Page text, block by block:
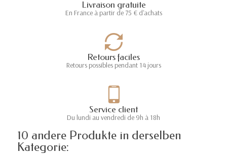
Livraison gratuite
En France à partir de 75 € d'achats
Retours faciles
Retours possibles pendant 14 jours
Service client
Du lundi au vendredi de 9h à 18h
10 andere Produkte in derselben
Kategorie: